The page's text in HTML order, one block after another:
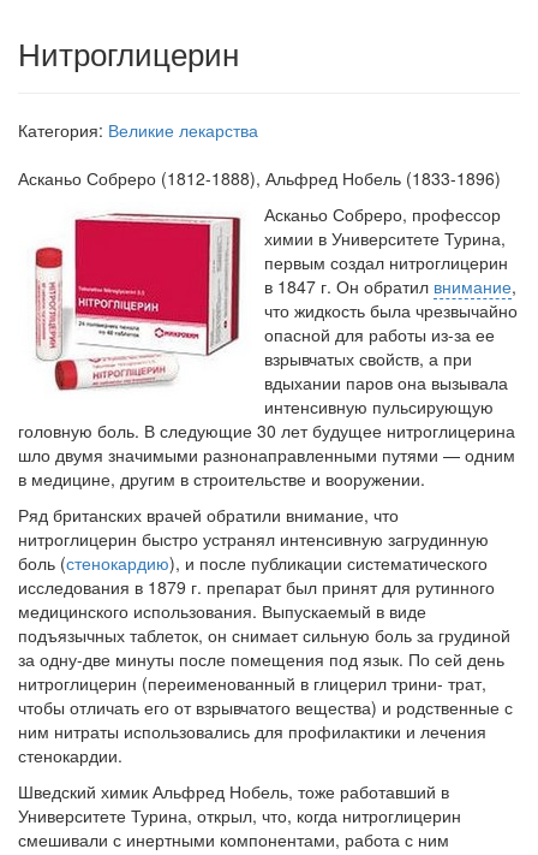
Зарплата врачей в 2018 году превысит средний доход
сообщение о падении
работников в
ближайшие годы. Она
заявила об этом на
встрече с журналистами ведущих...
Местная анестезия развивает кардиотоксичность
Федеральная служба по
надзору в сфере
здравоохранения озвучила
тревожную статистику. Она
касаются увеличения риска
роста сопутствующих
осложнений от...
Закон о праве родителей находиться с детьми в
реанимации внесен в Госдуму
Соответствующий
законопроект внесен в
палату на
заключается в
нахождении одного из
Нитроглицерин
Категория: Великие лекарства
Асканьо Собреро (1812-1888), Альфред Нобель (1833-1896)
Асканьо Собреро, профессор
химии в Университете Турина,
первым создал нитроглицерин
в 1847 г. Он обратил внимание,
что жидкость была чрезвы­чайно
опасной для работы из-за ее
взрывчатых свойств, а при
вдыхании па­ров она вызывала
интенсивную пульсирующую
головную боль. В следующие 30 лет будущее нитроглицерина
шло двумя значимыми разнонаправленными путями — одним
в медицине, другим в строительстве и вооружении.
Ряд британских врачей обратили внимание, что
нитроглицерин быстро устранял интенсивную загрудинную
боль (стенокардию), и после публикации систематического
исследования в 1879 г. препарат был принят для рутинного
медицинского использования. Выпускаемый в виде
подъязычных таблеток, он снимает сильную боль за грудиной
за одну-две минуты после помещения под язык. По сей день
нитроглицерин (переименованный в глицерил трини- трат,
чтобы отличать его от взрывчатого вещества) и родственные с
ним нитра­ты использовались для профилактики и лечения
стенокардии.
Шведский химик Альфред Нобель, тоже работавший в
Университете Тури­на, открыл, что, когда нитроглицерин
смешивали с инертными компонента­ми, работа с ним